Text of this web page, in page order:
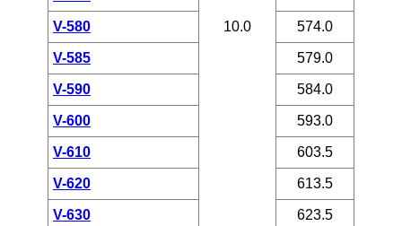
10.0
V-580 574.0
V-585 579.0
V-590 584.0
V-600 593.0
V-610 603.5
V-620 613.5
V-630 623.5